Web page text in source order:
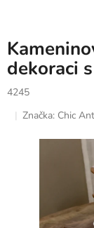
dekoraci
4245
Značka: Chic